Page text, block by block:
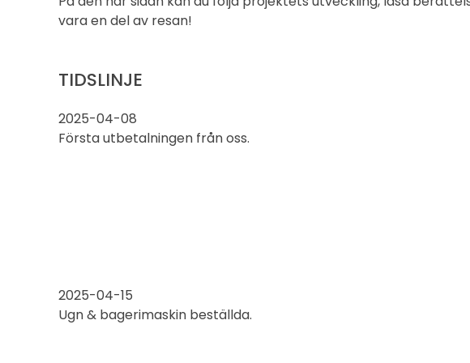
vara en del av resan!
TIDSLINJE
2025-04-08
Första utbetalningen från oss.
2025-04-15
Ugn & bagerimaskin beställda.